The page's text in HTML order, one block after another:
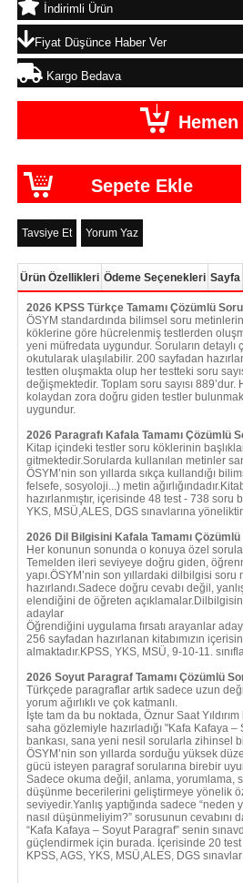
İndirimli Ürün
Fiyat Düşünce Haber Ver
Kargo Bedava
Tavsiye Et Yorum Yaz
Ürün Özellikleri Ödeme Seçenekleri Sayfa
2026 KPSS Türkçe Tamamı Çözümlü
ÖSYM standardında bilimsel soru
köklerine göre hücrelenmiş testlerden
yeni müfredata uygundur. Soruların detaylı
okutularak ulaşılabilir. 200 sayfadan
testten oluşmakta olup her testteki soru
değişmektedir. Toplam soru sayısı 889’dur.
kolaydan zora doğru giden testler
uygundur.
2026 Paragrafı Kafala Tamamı Çözümlü
Kitap içindeki testler soru köklerinin
gitmektedir.Sorularda kullanılan metinler
ÖSYM’nin son yıllarda sıkça kullandığı
felsefe, sosyoloji...) metin
hazırlanmıştır, içerisinde 48 test - 738 soru
YKS, MSÜ,ALES, DGS sınavlarına
2026 Dil Bilgisini Kafala Tamamı Çözümlü
Her konunun sonunda o konuya özel
Temelden ileri seviyeye doğru giden,
yapı.ÖSYM’nin son yıllardaki dilbilgisi soru
hazırlandı.Sadece doğru cevabı değil,
elendiğini de öğreten
adaylar
Öğrendiğini uygulama fırsatı arayanlar
256 sayfadan hazırlanan kitabımızın
almaktadır.KPSS, YKS, MSÜ, 9-10-11.
2026 Soyut Paragraf Tamamı Çözümlü
Türkçede paragraflar artık sadece uzun
yorum ağırlıklı ve çok katmanlı.
İşte tam da bu noktada, Öznur Saat
saha gözlemiyle hazırladığı "Kafa Kafaya
bankası, sana yeni nesil sorularla zihinsel
ÖSYM’nin son yıllarda sorduğu yüksek
gücü isteyen paragraf sorularına birebir
Sadece okuma değil, anlama, yorumlama,
düşünme becerilerini geliştirmeye yönelik
seviyedir.Yanlış yaptığında sadece “neden
nasıl düşünmeliyim?” sorusunun cevabını
“Kafa Kafaya – Soyut Paragraf” senin
güçlendirmek için burada. İçerisinde 20
KPSS, AGS, YKS, MSÜ,ALES, DGS